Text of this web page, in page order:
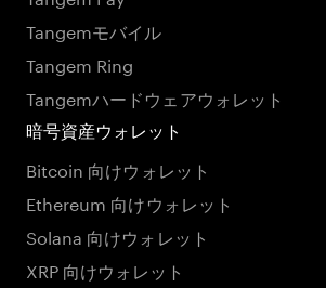
Tangemモバイル
Tangem Ring
Tangemハードウェアウォレット
暗号資産ウォレット
Bitcoin 向けウォレット
Ethereum 向けウォレット
Solana 向けウォレット
XRP 向けウォレット